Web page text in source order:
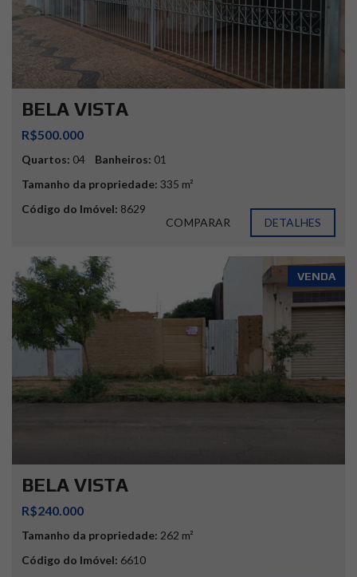
BELA VISTA
R$500.000
Quartos: 04 Banheiros: 01
Tamanho da propriedade: 335 m²
Código do Imóvel: 8629
COMPARAR
DETALHES
VENDA
BELA VISTA
R$240.000
Tamanho da propriedade: 262 m²
Código do Imóvel: 6610